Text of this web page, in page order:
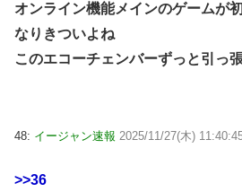
オンライン機能メインのゲームが
なりきついよね
このエコーチェンバーずっと引っ
48: イージャン速報 2025/11/27(木)
>>36